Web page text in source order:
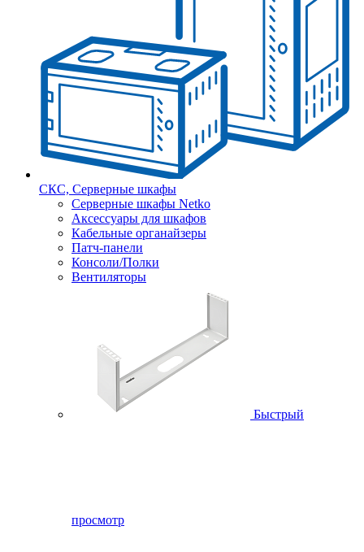
СКС, Серверные шкафы
Серверные шкафы Netko
Аксессуары для шкафов
Кабельные органайзеры
Патч-панели
Консоли/Полки
Вентиляторы
Быстрый
просмотр